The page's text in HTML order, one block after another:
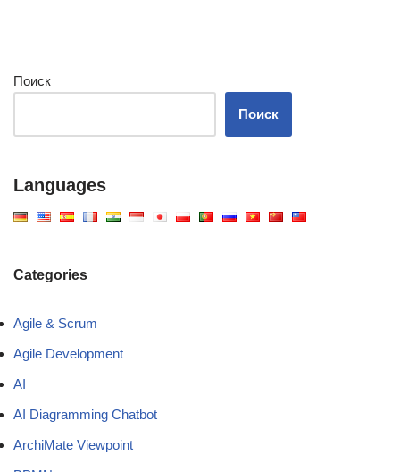
Поиск
Поиск
Languages
Categories
Agile & Scrum
Agile Development
AI
AI Diagramming Chatbot
ArchiMate Viewpoint